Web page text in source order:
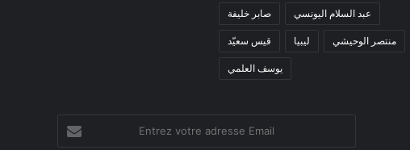
صابر خليفة عبد السلام اليونسي
قيس سعيّد ليبيا منتصر الوحيشي
يوسف العلمي
votre